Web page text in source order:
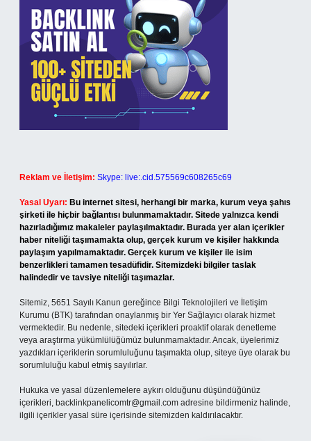
Reklam ve İletişim: Skype: live:.cid.575569c608265c69
Yasal Uyarı: Bu internet sitesi, herhangi bir marka, kurum veya şahıs
şirketi ile hiçbir bağlantısı bulunmamaktadır. Sitede yalnızca kendi
hazırladığımız makaleler paylaşılmaktadır. Burada yer alan içerikler
haber niteliği taşımamakta olup, gerçek kurum ve kişiler hakkında
paylaşım yapılmamaktadır. Gerçek kurum ve kişiler ile isim
benzerlikleri tamamen tesadüfidir. Sitemizdeki bilgiler taslak
halindedir ve tavsiye niteliği taşımazlar.
Sitemiz, 5651 Sayılı Kanun gereğince Bilgi Teknolojileri ve İletişim
Kurumu (BTK) tarafından onaylanmış bir Yer Sağlayıcı olarak hizmet
vermektedir. Bu nedenle, sitedeki içerikleri proaktif olarak denetleme
veya araştırma yükümlülüğümüz bulunmamaktadır. Ancak, üyelerimiz
yazdıkları içeriklerin sorumluluğunu taşımakta olup, siteye üye olarak bu
sorumluluğu kabul etmiş sayılırlar.
Hukuka ve yasal düzenlemelere aykırı olduğunu düşündüğünüz
içerikleri, backlinkpanelicomtr@gmail.com adresine bildirmeniz halinde,
ilgili içerikler yasal süre içerisinde sitemizden kaldırılacaktır.